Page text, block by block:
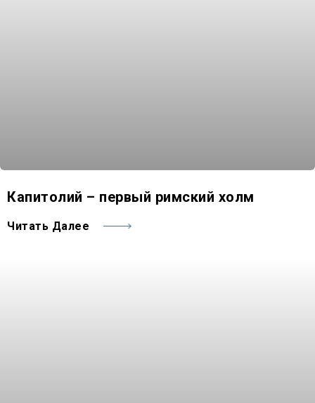
Капитолий – первый римский холм
Читать Далее